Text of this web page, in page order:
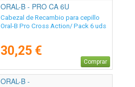
ORAL-B - PRO CA 6U
Cabezal de Recambio para cepillo
Oral-B Pro Cross Action/ Pack 6 uds
30,25 €
Comprar
ORAL-B -